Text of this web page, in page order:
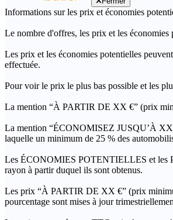
Informations sur les prix et économies
Le nombre d'offres, les prix et les économies
Les prix et les économies potentielles
effectuée.
Pour voir le prix le plus bas possible et les
La mention “À PARTIR DE XX €” (prix
La mention “ÉCONOMISEZ JUSQU’À XX
laquelle un minimum de 25 % des
Les ÉCONOMIES POTENTIELLES et les
rayon à partir duquel ils sont obtenus.
Les prix “À PARTIR DE XX €” (prix
pourcentage sont mises à jour